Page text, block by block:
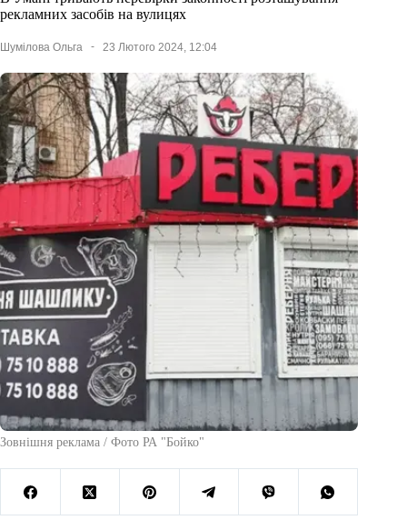
рекламних засобів на вулицях
Шумілова Ольга 23 Лютого 2024, 12:04
Зовнішня реклама / Фото РА "Бойко"